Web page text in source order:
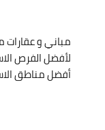
مباني و عقارات
لأفضل الفرص الاستثمارية في
أفضل مناطق